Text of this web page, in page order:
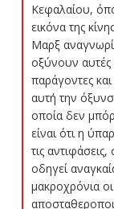
Κεφαλαίου,
εικόνα της
Μαρξ
οξύνουν αυτές
παράγοντες
αυτή την
οποία δεν
είναι ότι η
τις
οδηγεί
μακροχρόνια